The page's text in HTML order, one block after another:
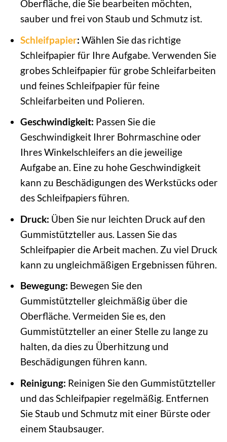
Oberfläche, die Sie bearbeiten möchten,
sauber und frei von Staub und Schmutz ist.
Schleifpapier: Wählen Sie das richtige
Schleifpapier für Ihre Aufgabe. Verwenden Sie
grobes Schleifpapier für grobe Schleifarbeiten
und feines Schleifpapier für feine
Schleifarbeiten und Polieren.
Geschwindigkeit: Passen Sie die
Geschwindigkeit Ihrer Bohrmaschine oder
Ihres Winkelschleifers an die jeweilige
Aufgabe an. Eine zu hohe Geschwindigkeit
kann zu Beschädigungen des Werkstücks oder
des Schleifpapiers führen.
Druck: Üben Sie nur leichten Druck auf den
Gummistützteller aus. Lassen Sie das
Schleifpapier die Arbeit machen. Zu viel Druck
kann zu ungleichmäßigen Ergebnissen führen.
Bewegung: Bewegen Sie den
Gummistützteller gleichmäßig über die
Oberfläche. Vermeiden Sie es, den
Gummistützteller an einer Stelle zu lange zu
halten, da dies zu Überhitzung und
Beschädigungen führen kann.
Reinigung: Reinigen Sie den Gummistützteller
und das Schleifpapier regelmäßig. Entfernen
Sie Staub und Schmutz mit einer Bürste oder
einem Staubsauger.